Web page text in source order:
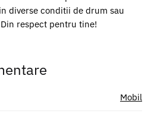
diverse conditii de drum sau
respect pentru tine!
Mobil